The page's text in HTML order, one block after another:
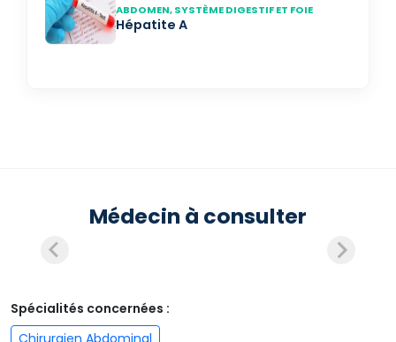
ABDOMEN, SYSTÈME DIGESTIF ET FOIE
Hépatite A
Médecin à consulter
Spécialités concernées :
Chirurgien Abdominal